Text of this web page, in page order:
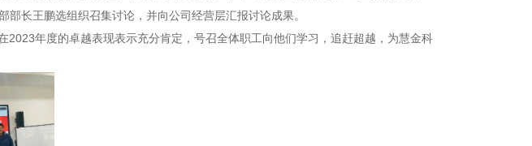
长王鹏选组织召集讨论，并向公司经营层汇报讨论成果。
年度的卓越表现表示充分肯定，号召全体职工向他们学习，追赶超越，为慧金科